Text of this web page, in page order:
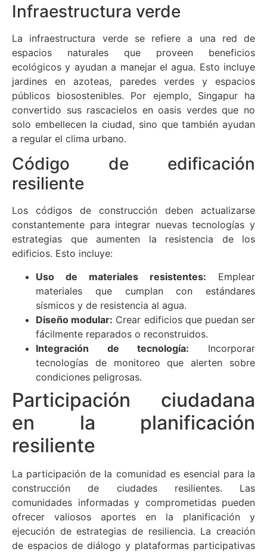
Infraestructura verde
La infraestructura verde se refiere a una red de
espacios naturales que proveen beneficios
ecológicos y ayudan a manejar el agua. Esto incluye
jardines en azoteas, paredes verdes y espacios
públicos biosostenibles. Por ejemplo, Singapur ha
convertido sus rascacielos en oasis verdes que no
solo embellecen la ciudad, sino que también ayudan
a regular el clima urbano.
Código de edificación
resiliente
Los códigos de construcción deben actualizarse
constantemente para integrar nuevas tecnologías y
estrategias que aumenten la resistencia de los
edificios. Esto incluye:
Uso de materiales resistentes: Emplear
materiales que cumplan con estándares
sísmicos y de resistencia al agua.
Diseño modular: Crear edificios que puedan ser
fácilmente reparados o reconstruidos.
Integración de tecnología: Incorporar
tecnologías de monitoreo que alerten sobre
condiciones peligrosas.
Participación ciudadana
en la planificación
resiliente
La participación de la comunidad es esencial para la
construcción de ciudades resilientes. Las
comunidades informadas y comprometidas pueden
ofrecer valiosos aportes en la planificación y
ejecución de estrategias de resiliencia. La creación
de espacios de diálogo y plataformas participativas